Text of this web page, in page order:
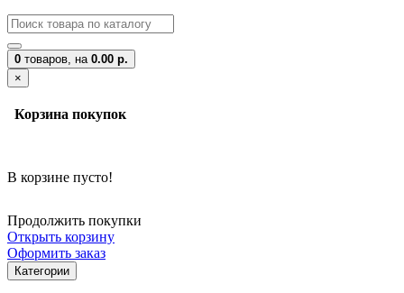
0 товаров, на 0.00 р.
×
Корзина покупок
В корзине пусто!
Продолжить покупки
Открыть корзину
Оформить заказ
Категории